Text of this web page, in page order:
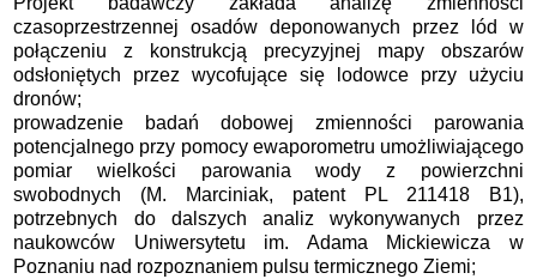
czasoprzestrzennej osadów deponowanych przez lód w
połączeniu z konstrukcją precyzyjnej mapy obszarów
odsłoniętych przez wycofujące się lodowce przy użyciu
dronów;
prowadzenie badań dobowej zmienności parowania
potencjalnego przy pomocy ewaporometru umożliwiającego
pomiar wielkości parowania wody z powierzchni
swobodnych (M. Marciniak, patent PL 211418 B1),
potrzebnych do dalszych analiz wykonywanych przez
naukowców Uniwersytetu im. Adama Mickiewicza w
Poznaniu nad rozpoznaniem pulsu termicznego Ziemi;